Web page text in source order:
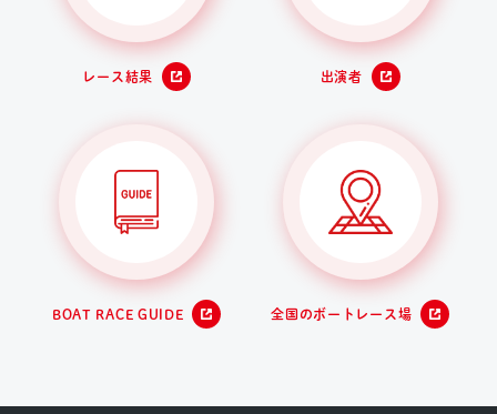
レース結果 出演者
BOAT RACE GUIDE 全国のボートレース場